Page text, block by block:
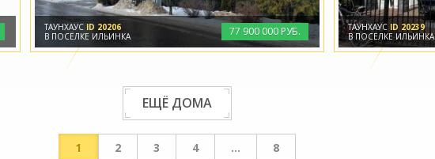
77 900 000 РУБ.
ТАУНХАУС ID 20206
В ПОСЁЛКЕ ИЛЬИНКА
ТАУНХАУС ID 20239
В ПОСЁЛКЕ ИЛЬИНКА
ЕЩЁ ДОМА
1 2 3 4 ... 8